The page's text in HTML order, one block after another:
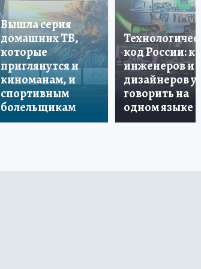
Вышла серия
домашних ТВ,
которые
приглянутся и
киноманам, и
спортивным
болельщикам
код России: как
инженеров и
дизайнеров
говорить на
одном языке